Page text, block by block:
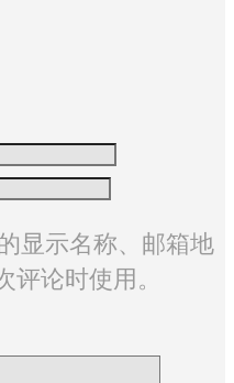
显示名称、邮箱地
论时使用。